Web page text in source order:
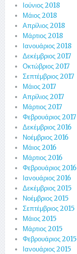
Ιούνιος 2018
Μάιος 2018
Απρίλιος 2018
Μάρτιος 2018
Ιανουάριος 2018
Δεκέμβριος 2017
Οκτώβριος 2017
Σεπτέμβριος 2017
Μάιος 2017
Απρίλιος 2017
Μάρτιος 2017
Φεβρουάριος 2017
Δεκέμβριος 2016
Νοέμβριος 2016
Μάιος 2016
Μάρτιος 2016
Φεβρουάριος 2016
Ιανουάριος 2016
Δεκέμβριος 2015
Νοέμβριος 2015
Σεπτέμβριος 2015
Μάιος 2015
Μάρτιος 2015
Φεβρουάριος 2015
Ιανουάριος 2015